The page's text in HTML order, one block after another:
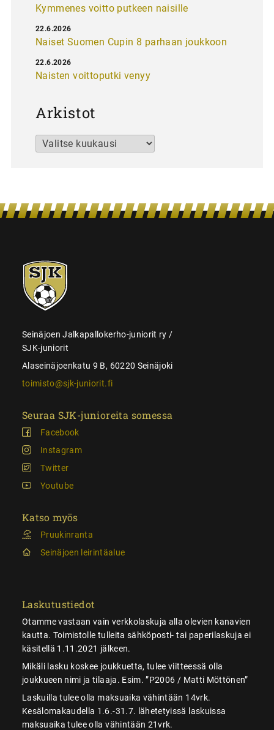
Kymmenes voitto putkeen naisille
Naiset Suomen Cupin 8 parhaan joukkoon
22.6.2026
Naisten voittoputki venyy
22.6.2026
Arkistot
Arkistot
SJK-
juniorit
Seinäjoen Jalkapallokerho-juniorit ry /
SJK-juniorit
Alaseinäjoenkatu 9 B, 60220 Seinäjoki
toimisto@sjk-juniorit.fi
Seuraa SJK-junioreita somessa
Facebook
Instagram
Twitter
Youtube
Katso myös
Pruukinranta
Seinäjoen leirintäalue
Laskutustiedot
Otamme vastaan vain verkkolaskuja alla olevien kanavien
kautta. Toimistolle tulleita sähköposti- tai paperilaskuja ei
käsitellä 1.11.2021 jälkeen.
Mikäli lasku koskee joukkuetta, tulee viitteessä olla
joukkueen nimi ja tilaaja. Esim. ”P2006 / Matti Möttönen”
Laskuilla tulee olla maksuaika vähintään 14vrk.
Kesälomakaudella 1.6.-31.7. lähetetyissä laskuissa
maksuaika tulee olla vähintään 21vrk.